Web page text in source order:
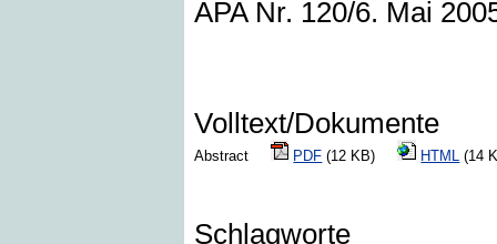
APA Nr. 120/6. Mai
Volltext/Dokumente
Abstract PDF (12 KB) HTML
Schlagworte